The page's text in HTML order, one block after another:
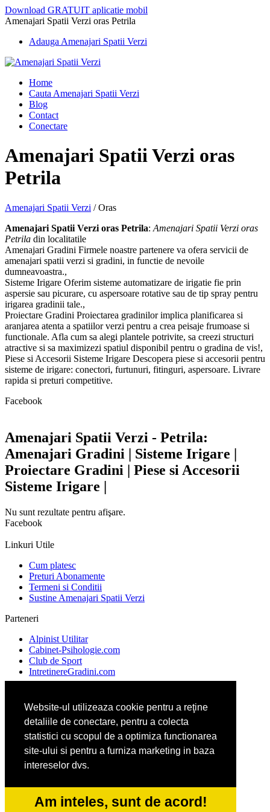
Website-ul utilizeaza cookie pentru a reţine
detaliile de conectare, pentru a colecta
statistici cu scopul de a optimiza functionarea
site-ului si pentru a furniza marketing in baza
intereselor dvs.
Am inteles, sunt de acord!
Download GRATUIT aplicatie mobil
Amenajari Spatii Verzi oras Petrila
Adauga Amenajari Spatii Verzi
Home
Cauta Amenajari Spatii Verzi
Blog
Contact
Conectare
Amenajari Spatii Verzi oras
Petrila
Amenajari Spatii Verzi /Oras
Amenajari Spatii Verzi oras Petrila: Amenajari Spatii Verzi oras
Petrila din localitatile
Amenajari Gradini Firmele noastre partenere va ofera servicii de
amenajari spatii verzi si gradini, in functie de nevoile
dumneavoastra.,
Sisteme Irigare Oferim sisteme automatizare de irigatie fie prin
aspersie sau picurare, cu aspersoare rotative sau de tip spray pentru
irigarea gradinii tale.,
Proiectare Gradini Proiectarea gradinilor implica planificarea si
aranjarea atenta a spatiilor verzi pentru a crea peisaje frumoase si
functionale. Afla cum sa alegi plantele potrivite, sa creezi structuri
atractive si sa maximizezi spatiul disponibil pentru o gradina de vis!,
Piese si Accesorii Sisteme Irigare Descopera piese si accesorii pentru
sisteme de irigare: conectori, furtunuri, fitinguri, aspersoare. Livrare
rapida si preturi competitive.
Facebook
Amenajari Spatii Verzi - Petrila:
Amenajari Gradini | Sisteme Irigare |
Proiectare Gradini | Piese si Accesorii
Sisteme Irigare |
Nu sunt rezultate pentru afişare.
Facebook
Linkuri Utile
Cum platesc
Preturi Abonamente
Termeni si Conditii
Sustine Amenajari Spatii Verzi
Parteneri
Alpinist Utilitar
Cabinet-Psihologie.com
Club de Sport
IntretinereGradini.com
Ambalaje Romania
Apicultorul.com
Cabinet-Individual.ro
CentruInchirieri.ro
FirmaDeratizare.ro
InstructorScoalaAuto.ro
SalonFrizerieCanina.com